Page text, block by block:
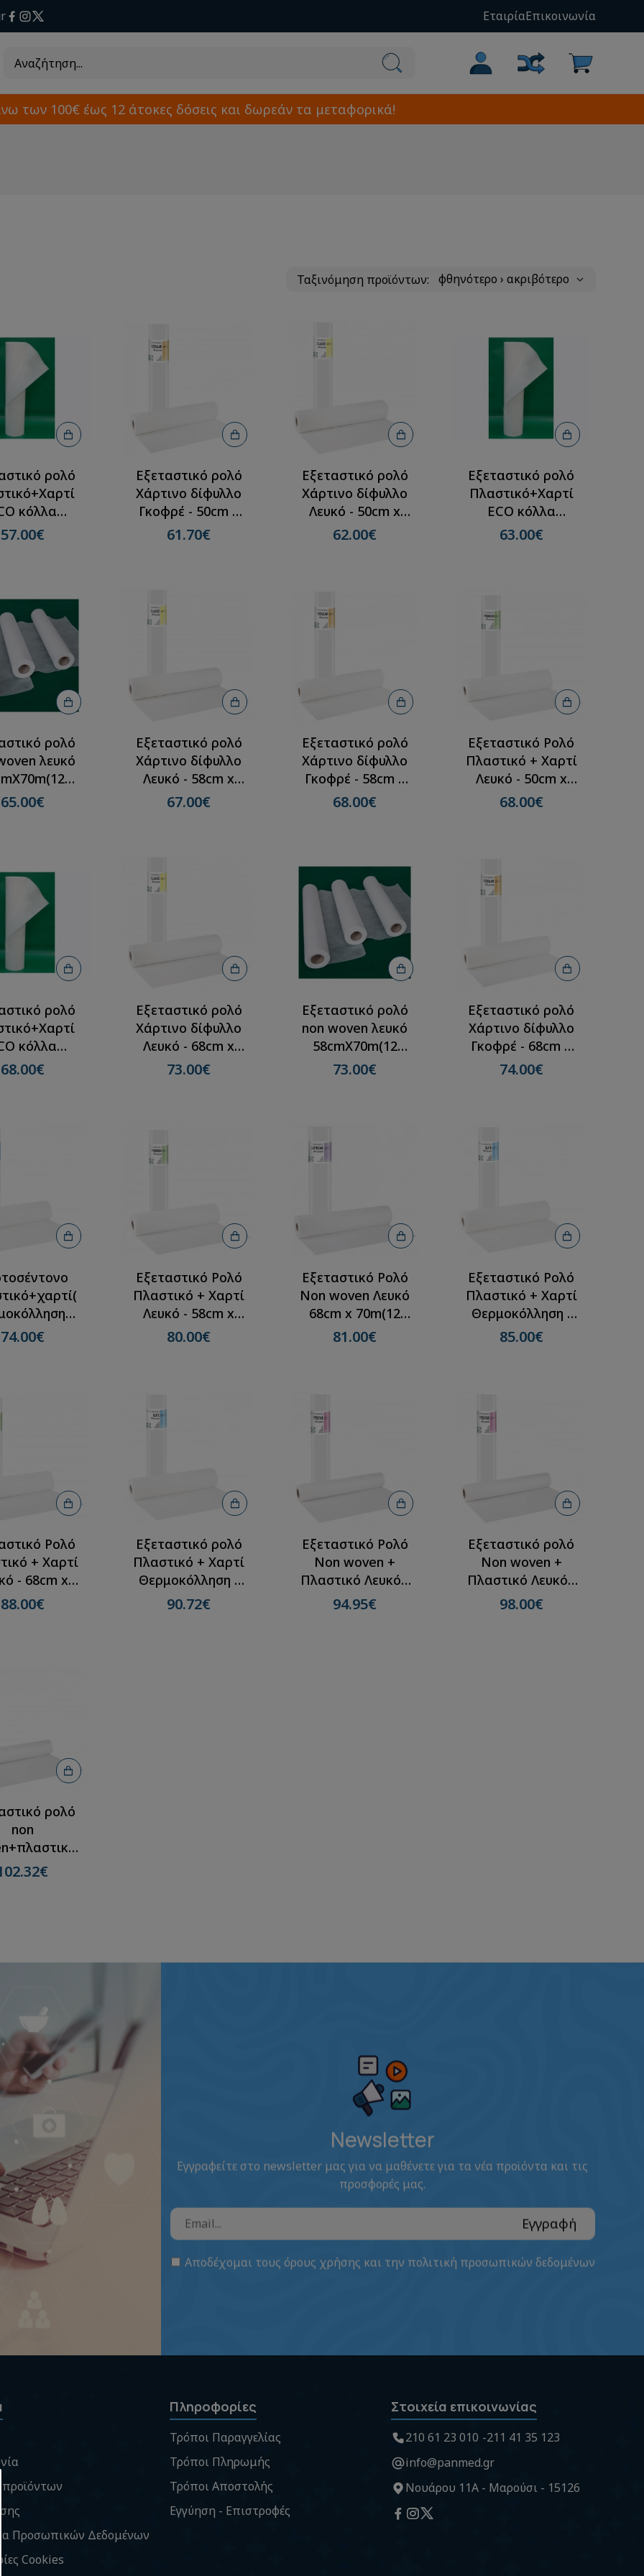
ΕταιρίαΕπικοινωνία
των 100€ έως 12 άτοκες δόσεις και δωρεάν τα μεταφορικά!
Ρολό
+ Χαρτί
-
x 50m(12
Εξεταστικό ρολό non
woven λευκό
58cmX70m(12 ρολλά)
73.00€
Εξεταστικό ρολό
Πλαστικό + Χαρτί
Θερμοκόλληση -
68cm x 50m(12
ρολλά)
90.72€
Εξεταστικό ρολό
woven λευκό
50cmX70m(12
65.00€
Ταξινόμηση προϊόντων:
ρολό
κόλλα
(12
57.00€
Εξεταστικό ρολό
Χάρτινο δίφυλλο
Γκοφρέ - 50cm x
50m(12 ρολλά)
61.70€
Εξεταστικό ρολό
Χάρτινο δίφυλλο
Λευκό - 50cm x
50m(12 ρολλά)
62.00€
Εξεταστικό ρολό
Πλαστικό+Χαρτί
ECO κόλλα
58cmX50m(12
63.00€
ρολό
λευκό
ρολλά)
65.00€
Εξεταστικό ρολό
Χάρτινο δίφυλλο
Λευκό - 58cm x
50m(12 ρολλά)
67.00€
Εξεταστικό ρολό
Χάρτινο δίφυλλο
Γκοφρέ - 58cm x
50m(12 ρολλά)
68.00€
Εξεταστικό Ρολό
Πλαστικό + Χαρτί
Λευκό - 50cm x
50m(12 ρολλά)
68.00€
ρολό
κόλλα
68.00€
Εξεταστικό ρολό
Χάρτινο δίφυλλο
Λευκό - 68cm x
50m(12 ρολλά)
73.00€
Εξεταστικό ρολό
non woven λευκό
58cmX70m(12
ρολλά)
73.00€
Εξεταστικό ρολό
Χάρτινο δίφυλλο
Γκοφρέ - 68cm x
50m(12 ρολλά)
74.00€
74.00€
Εξεταστικό Ρολό
Πλαστικό + Χαρτί
Λευκό - 58cm x
50m(12 ρολλά)
80.00€
Εξεταστικό Ρολό
Non woven Λευκό
68cm x 70m(12
ρολλά)
81.00€
Εξεταστικό Ρολό
Πλαστικό + Χαρτί
Θερμοκόλληση -
58cm x 50m(12
85.00€
Ρολό
+ Χαρτί
- 68cm x
ρολλά)
88.00€
Εξεταστικό ρολό
Πλαστικό + Χαρτί
Θερμοκόλληση -
68cm x 50m(12
90.72€
Εξεταστικό Ρολό
Non woven +
Πλαστικό Λευκό -
50cm x 50m(12
94.95€
Εξεταστικό ρολό
Non woven +
Πλαστικό Λευκό -
58cm x 50m (12
98.00€
ρολό
non
λευκό
Newsletter
Εγγραφείτε στο newsletter μας για να μαθένετε για τα νέα προϊόντα και τις
προσφορές μας.
Εγγραφή
Αποδέχομαι τους όρους χρήσης και την πολιτική προσωπικών δεδομένων
Στοιχεία επικοινωνίας
210 61 23 010 211 41 35 123
info@panmed.gr
Νουάρου 11Α - Μαρούσι - 15126
προϊόντων
Προσωπικών Δεδομένων
Cookies
Πληροφορίες
Τρόποι Παραγγελίας
Τρόποι Πληρωμής
Τρόποι Αποστολής
Εγγύηση - Επιστροφές